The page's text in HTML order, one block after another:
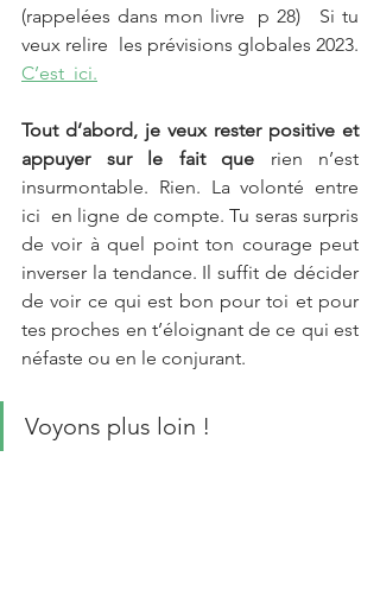
(rappelées dans mon livre  p 28)   Si tu
C’est  ici.
Tout d’abord, je veux rester positive et
appuyer sur le fait que rien n’est
insurmontable. Rien. La volonté entre
ici  en ligne de compte. Tu seras surpris
de voir à quel point ton courage peut
inverser la tendance. Il suffit de décider
de voir ce qui est bon pour toi et pour
tes proches en t’éloignant de ce qui est
néfaste ou en le conjurant.
Voyons plus loin !